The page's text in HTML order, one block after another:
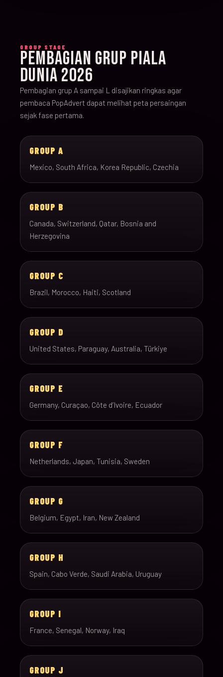
GROUP STAGE
PEMBAGIAN GRUP PIALA
DUNIA 2026
Pembagian grup A sampai L disajikan ringkas agar
pembaca PopAdvert dapat melihat peta persaingan
sejak fase pertama.
GROUP A
Mexico, South Africa, Korea Republic, Czechia
GROUP B
Canada, Switzerland, Qatar, Bosnia and
Herzegovina
GROUP C
Brazil, Morocco, Haiti, Scotland
GROUP D
United States, Paraguay, Australia, Türkiye
GROUP E
Germany, Curaçao, Côte d’Ivoire, Ecuador
GROUP F
Netherlands, Japan, Tunisia, Sweden
GROUP G
Belgium, Egypt, Iran, New Zealand
GROUP H
Spain, Cabo Verde, Saudi Arabia, Uruguay
GROUP I
France, Senegal, Norway, Iraq
GROUP J